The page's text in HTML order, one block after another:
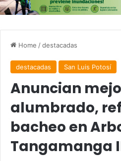
Home /destacadas
destacadas San Luis Potosí
Anuncian
alumbrado,
bacheo en
Tangamanga